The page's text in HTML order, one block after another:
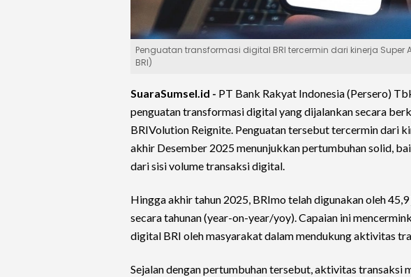
Penguatan transformasi digital BRI tercermin dari kinerja Super
BRI)
SuaraSumsel.id - PT Bank Rakyat Indonesia (Persero)
penguatan transformasi digital yang dijalankan secara
BRIVolution Reignite. Penguatan tersebut tercermin dari
akhir Desember 2025 menunjukkan pertumbuhan solid,
dari sisi volume transaksi digital.
Hingga akhir tahun 2025, BRImo telah digunakan oleh
secara tahunan (year-on-year/yoy). Capaian ini
digital BRI oleh masyarakat dalam mendukung aktivitas
Sejalan dengan pertumbuhan tersebut, aktivitas transaksi